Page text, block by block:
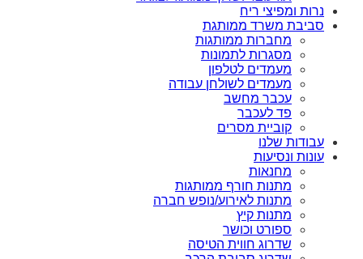
נרות ומפיצי ריח
סביבת משרד ממותגת
מחברות ממותגות
מסגרות לתמונות
מעמדים לטלפון
מעמדים לשולחן עבודה
עכבר מחשב
פד לעכבר
קוביית מסרים
עבודות שלנו
עונות ונסיעות
מחנאות
מתנות חורף ממותגות
מתנות לאירוע/נופש חברה
מתנות קיץ
ספורט וכושר
שדרוג חווית הטיסה